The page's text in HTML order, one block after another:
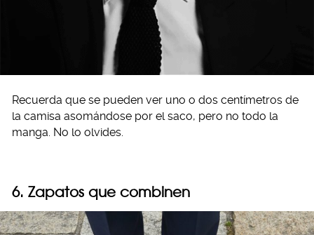
Recuerda que se pueden ver uno o dos centímetros de
la camisa asomándose por el saco, pero no todo la
manga. No lo olvides.
6. Zapatos que combinen